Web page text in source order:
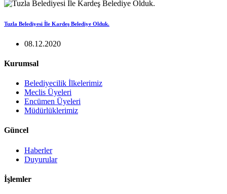
Tuzla Belediyesi İle Kardeş Belediye Olduk.
08.12.2020
Kurumsal
Belediyecilik İlkelerimiz
Meclis Üyeleri
Encümen Üyeleri
Müdürlüklerimiz
Güncel
Haberler
Duyurular
İşlemler